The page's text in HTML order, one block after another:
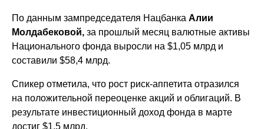
По данным зампредседателя НацбанкаАлии
Молдабековой,за прошлый месяц валютные активы
Национального фонда выросли на $1,05 млрд и
составили $58,4 млрд.
Спикер отметила, что рост риск-аппетита отразился
на положительной переоценке акций и облигаций. В
результате инвестиционный доход фонда в марте
достиг $1,5 млрд.